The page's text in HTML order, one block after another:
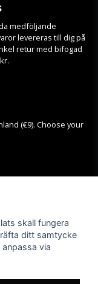
medföljande
levereras till dig på
retur med bifogad
(€9). Choose your
och byten
skall fungera
ditt samtycke
via